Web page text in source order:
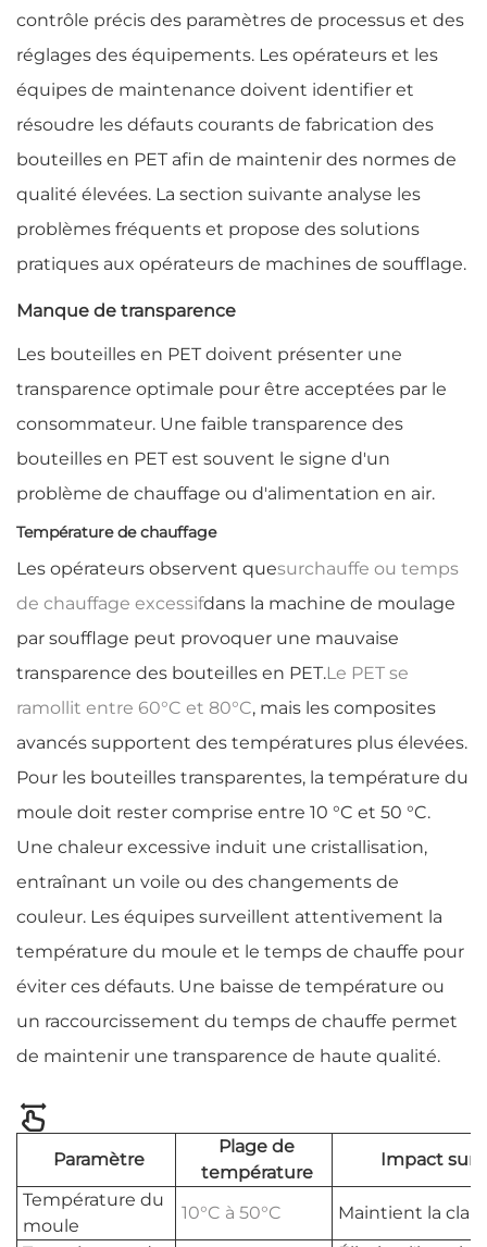
contrôle précis des paramètres de processus et des
réglages des équipements. Les opérateurs et les
équipes de maintenance doivent identifier et
résoudre les défauts courants de fabrication des
bouteilles en PET afin de maintenir des normes de
qualité élevées. La section suivante analyse les
problèmes fréquents et propose des solutions
pratiques aux opérateurs de machines de soufflage.
Manque de transparence
Les bouteilles en PET doivent présenter une
transparence optimale pour être acceptées par le
consommateur. Une faible transparence des
bouteilles en PET est souvent le signe d'un
problème de chauffage ou d'alimentation en air.
Température de chauffage
Les opérateurs observent quesurchauffe ou temps
de chauffage excessifdans la machine de moulage
par soufflage peut provoquer une mauvaise
transparence des bouteilles en PET.Le PET se
ramollit entre 60°C et 80°C, mais les composites
avancés supportent des températures plus élevées.
Pour les bouteilles transparentes, la température du
moule doit rester comprise entre 10 °C et 50 °C.
Une chaleur excessive induit une cristallisation,
entraînant un voile ou des changements de
couleur. Les équipes surveillent attentivement la
température du moule et le temps de chauffe pour
éviter ces défauts. Une baisse de température ou
un raccourcissement du temps de chauffe permet
de maintenir une transparence de haute qualité.
Paramètre
Plage de
température
Impact sur
Température du
moule
10°C à 50°C
Maintient la